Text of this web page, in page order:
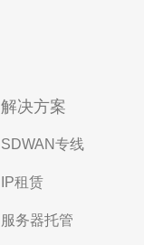
解决方案
SDWAN专线
IP租赁
服务器托管